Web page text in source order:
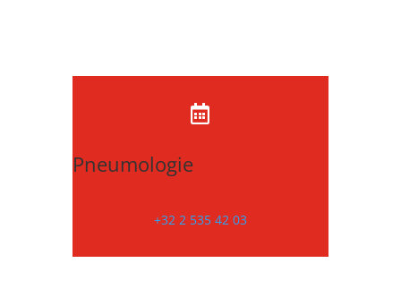

Pneumologie
+32 2 535 42 03